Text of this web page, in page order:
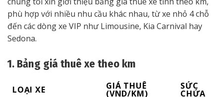
phù hợp với nhiều nhu cầu khác nhau, từ xe nhỏ 4 chỗ
đến các dòng xe VIP như Limousine, Kia Carnival hay
Sedona.
1. Bảng giá thuê xe theo km
LOẠI XE GIÁ THUÊ
(VND/KM)
SỨC
CHỨA